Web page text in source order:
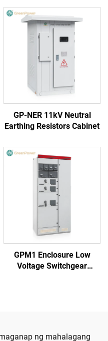
GP-NER 11kV Neutral
Earthing Resistors Cabinet
GPM1 Enclosure Low
Voltage Switchgear
ng mahalagang